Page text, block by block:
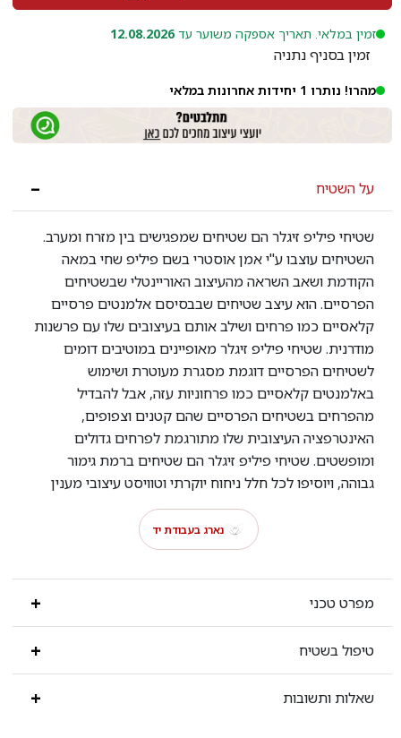
זמין במלאי. תאריך אספקה משוער עד 12.08.2026
זמין בסניף נתניה
מהרו! נותרו 1 יחידות אחרונות במלאי
על השטיח
שטיחי פיליפ זיגלר הם שטיחים שמפגישים בין מזרח ומערב.
השטיחים עוצבו ע"י אמן אוסטרי בשם פיליפ שחי במאה
הקודמת ושאב השראה מהעיצוב האוריינטלי שבשטיחים
הפרסיים. הוא עיצב שטיחים שבבסיסם אלמנטים פרסיים
קלאסיים כמו פרחים ושילב אותם בעיצובים שלו עם פרשנות
מודרנית. שטיחי פיליפ זיגלר מאופיינים במוטיבים דומים
לשטיחים הפרסיים דוגמת מסגרת מעוטרת ושימוש
באלמנטים קלאסיים כמו פרחוניות עזה, אבל להבדיל
מהפרחים בשטיחים הפרסיים שהם קטנים וצפופים,
האינטרפציה העיצובית שלו מתורגמת לפרחים גדולים
ומופשטים. שטיחי פיליפ זיגלר הם שטיחים ברמת גימור
גבוהה, ויוסיפו לכל חלל ניחוח יוקרתי וטוויסט עיצובי מענין
נארג בעבודת יד
מפרט טכני
טיפול בשטיח
שאלות ותשובות